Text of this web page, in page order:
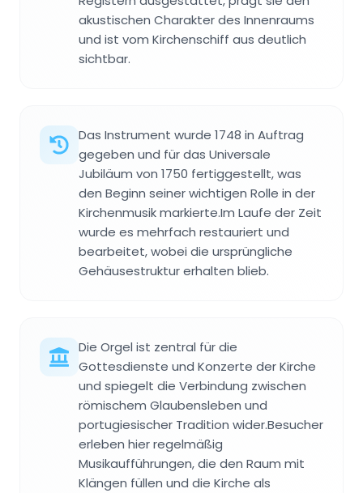
akustischen Charakter des Innenraums
und ist vom Kirchenschiff aus deutlich
sichtbar.
Das Instrument wurde 1748 in Auftrag
gegeben und für das Universale
Jubiläum von 1750 fertiggestellt, was
den Beginn seiner wichtigen Rolle in der
Kirchenmusik markierte.Im Laufe der Zeit
wurde es mehrfach restauriert und
bearbeitet, wobei die ursprüngliche
Gehäusestruktur erhalten blieb.
Die Orgel ist zentral für die
Gottesdienste und Konzerte der Kirche
und spiegelt die Verbindung zwischen
römischem Glaubensleben und
portugiesischer Tradition wider.Besucher
erleben hier regelmäßig
Musikaufführungen, die den Raum mit
Klängen füllen und die Kirche als